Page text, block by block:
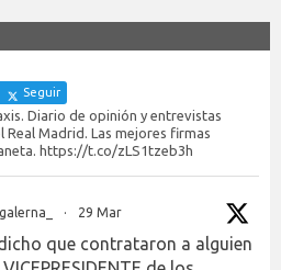
Seguir
Diario de opinión y entrevistas
Real Madrid. Las mejores firmas
https://t.co/zLS1tzeb3h
· 29 Mar
que contrataron a alguien